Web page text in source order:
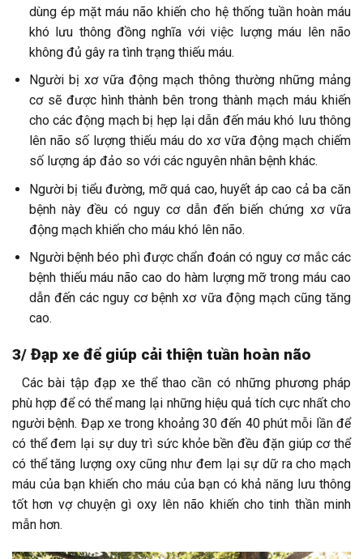
dùng ép mặt máu não khiến cho hệ thống tuần hoàn máu
khó lưu thông đồng nghĩa với việc lượng máu lên não
không đủ gây ra tình trạng thiếu máu.
Người bị xơ vữa động mạch thông thường những mảng
cơ sẽ được hình thành bên trong thành mạch máu khiến
cho các động mạch bị hẹp lại dẫn đến máu khó lưu thông
lên não số lượng thiếu máu do xơ vữa động mạch chiếm
số lượng áp đảo so với các nguyên nhân bệnh khác.
Người bị tiểu đường, mỡ quá cao, huyết áp cao cả ba căn
bệnh này đều có nguy cơ dẫn đến biến chứng xơ vữa
động mạch khiến cho máu khó lên não.
Người bệnh béo phì được chẩn đoán có nguy cơ mắc các
bệnh thiếu máu não cao do hàm lượng mỡ trong máu cao
dẫn đến các nguy cơ bệnh xơ vữa động mạch cũng tăng
cao.
3/ Đạp xe để giúp cải thiện tuần hoàn não
Các bài tập đạp xe thể thao cần có những phương pháp
phù hợp để có thể mang lại những hiệu quả tích cực nhất cho
người bệnh. Đạp xe trong khoảng 30 đến 40 phút mỗi lần để
có thể đem lại sự duy trì sức khỏe bền đều đặn giúp cơ thể
có thể tăng lượng oxy cũng như đem lại sự dữ ra cho mạch
máu của bạn khiến cho máu của bạn có khả năng lưu thông
tốt hơn vợ chuyện gì oxy lên não khiến cho tinh thần minh
mẫn hơn.